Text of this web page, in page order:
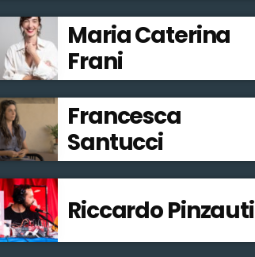
Maria Caterina
Frani
Francesca
Santucci
Riccardo Pinzauti